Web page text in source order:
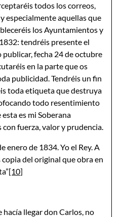
todos los correos,
especialmente aquellas que
los Ayuntamientos y
tendréis presente el
fecha 24 de octubre
en la parte que os
publicidad. Tendréis un fin
toda etiqueta que destruya
todo resentimiento
es mi Soberana
fuerza, valor y prudencia.
enero de 1834. Yo el Rey. A
del original que obra en
[10]
hacía llegar don Carlos, no